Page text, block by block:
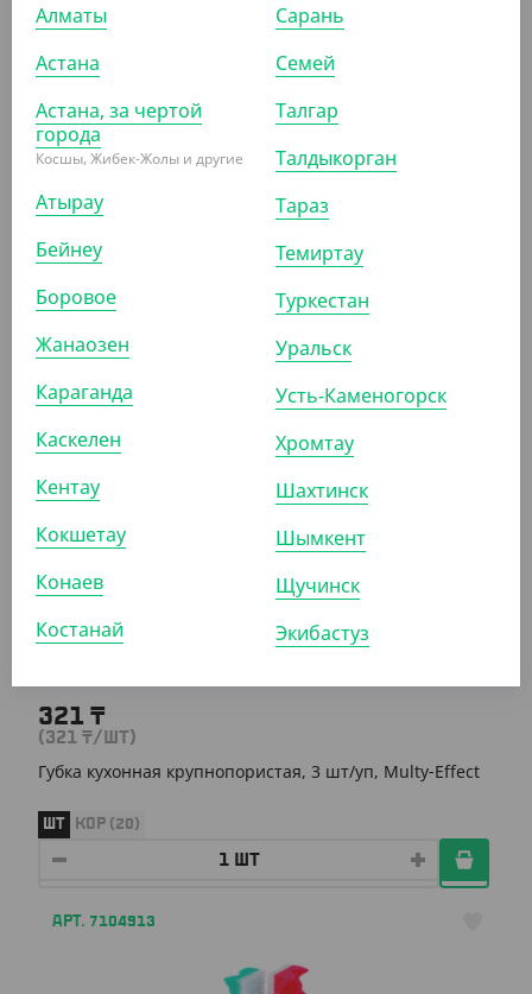
677.30
(677.30₸/ШТ)
Средство для мытья посуды "Арко", лимон, 1 л
ШТ
321 ₸
(321 ₸/ШТ)
Губка кухонная крупнопористая, 3 шт/уп, Multy-Effect
ШТ КОР (20)
АРТ. 7104913
Алматы
Астана
Астана, за чертой
города
Косшы, Жибек-Жолы и другие
Атырау
Бейнеу
Боровое
Жанаозен
Караганда
Каскелен
Кентау
Кокшетау
Конаев
Костанай
Сарань
Семей
Талгар
Талдыкорган
Тараз
Темиртау
Туркестан
Уральск
Усть-Каменогорск
Хромтау
Шахтинск
Шымкент
Щучинск
Экибастуз